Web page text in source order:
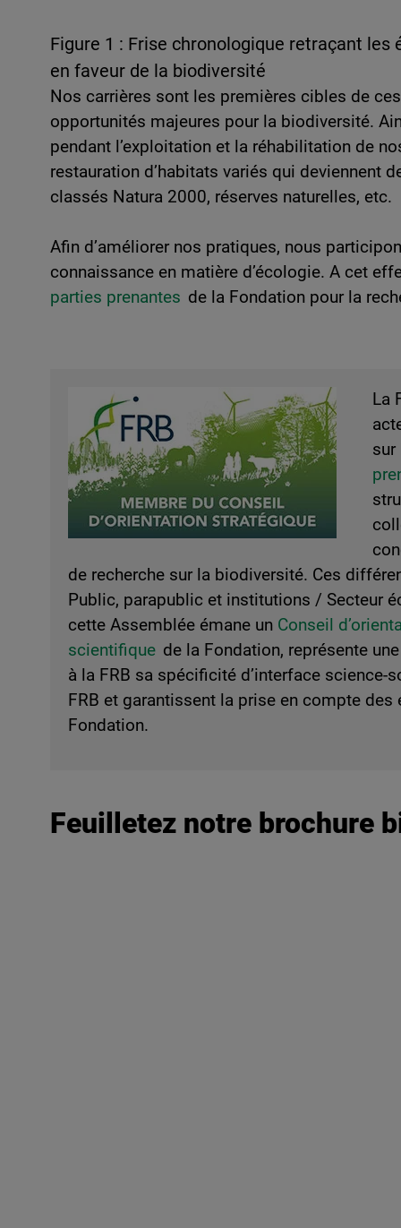
Figure 1 : Frise chronologique retraçant
en faveur de la biodiversité
Nos carrières sont les premières cibles de
opportunités majeures pour la biodiversité.
pendant l’exploitation et la réhabilitation de
restauration d’habitats variés qui deviennent
classés Natura 2000, réserves naturelles, etc. ​
Afin d’améliorer nos pratiques, nous
connaissance en matière d’écologie. A cet
parties prenantes de la Fondation pour la
Image
La
sur
de recherche sur la biodiversité. Ces
Public, parapublic et institutions / Secteur
cette Assemblée émane un Conseil
scientifique de la Fondation, représente
à la FRB sa spécificité d’interface science-
FRB et garantissent la prise en compte
Fondation.
Feuilletez notre brochure